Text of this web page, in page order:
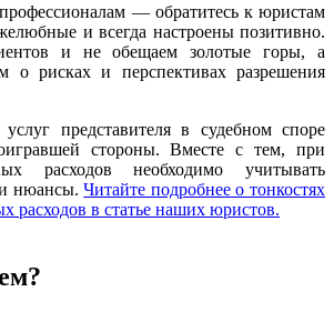
— обратитесь к юристам
и всегда настроены позитивно.
и не обещаем золотые горы, а
о рисках и перспективах разрешения
услуг представителя в судебном споре
стороны. Вместе с тем, при
расходов необходимо учитывать
и нюансы.Читайте подробнее о тонкостях
расходов в статье наших юристов.